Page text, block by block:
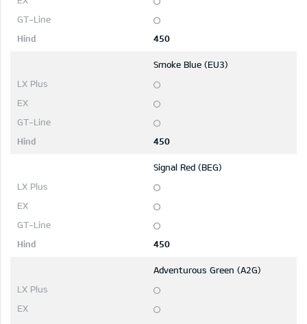
450
Smoke Blue (EU3)
450
Signal Red (BEG)
450
Adventurous Green (A2G)